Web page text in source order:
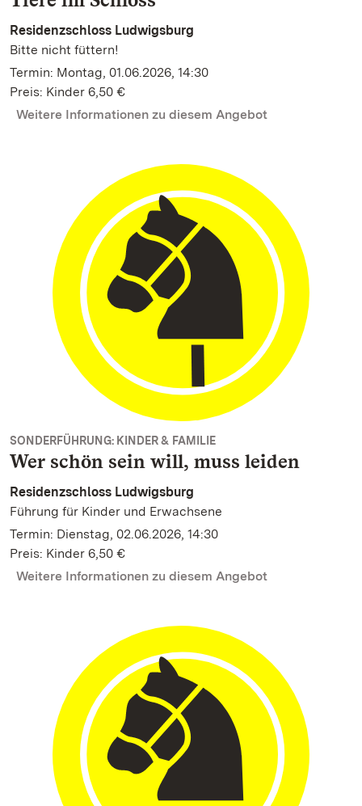
Residenzschloss Ludwigsburg
Bitte nicht füttern!
Termin: Montag, 01.06.2026, 14:30
Preis: Kinder 6,50 €
Weitere Informationen zu diesem Angebot
SONDERFÜHRUNG: KINDER & FAMILIE
Wer schön sein will, muss leiden
Residenzschloss Ludwigsburg
Führung für Kinder und Erwachsene
Termin: Dienstag, 02.06.2026, 14:30
Preis: Kinder 6,50 €
Weitere Informationen zu diesem Angebot